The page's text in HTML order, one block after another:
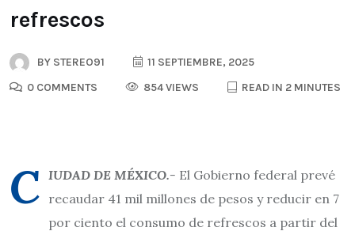
refrescos
BY STEREO91
11 SEPTIEMBRE, 2025
0 COMMENTS
854 VIEWS READ IN 2 MINUTES
C IUDAD DE MÉXICO.- El Gobierno federal prevé
recaudar 41 mil millones de pesos y reducir en 7
por ciento el consumo de refrescos a partir del